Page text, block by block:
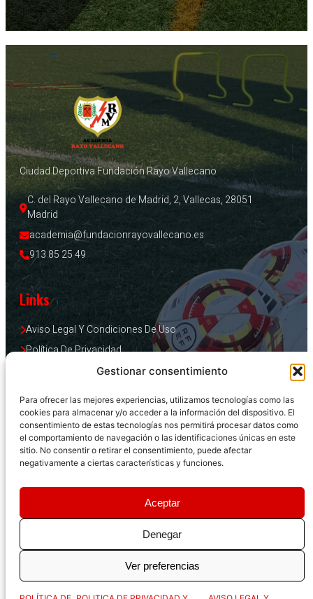
Gestionar consentimiento
Para ofrecer las mejores experiencias, utilizamos tecnologías como las
cookies para almacenar y/o acceder a la información del dispositivo. El
consentimiento de estas tecnologías nos permitirá procesar datos como
el comportamiento de navegación o las identificaciones únicas en este
sitio. No consentir o retirar el consentimiento, puede afectar
negativamente a ciertas características y funciones.
Aceptar
Denegar
Ver preferencias
Ciudad Deportiva Fundación Rayo Vallecano
C. del Rayo Vallecano de Madrid, 2, Vallecas, 28051
Madrid
academia@fundacionrayovallecano.es
913 85 25 49
Links
Aviso Legal Y Condiciones De Uso
Política De Privacidad
Política De Cookies
Horario
10:00–14:00, 16:00–19:00, L-V
Rayo Vallecano S.A.D.
Copyright © 2025. Todos los Derechos Reservados.